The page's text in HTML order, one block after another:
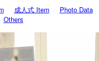
成人式 Item
Photo Data
Others